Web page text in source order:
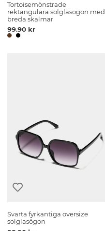
Tortoisemönstrade
rektangulära solglasögon med
breda skalmar
99.90 kr
Svarta fyrkantiga oversize
solglasögon